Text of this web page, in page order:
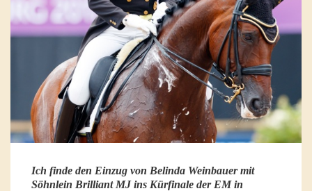
Ich finde den Einzug von Belinda Weinbauer mit
Söhnlein Brilliant MJ ins Kürfinale der EM in